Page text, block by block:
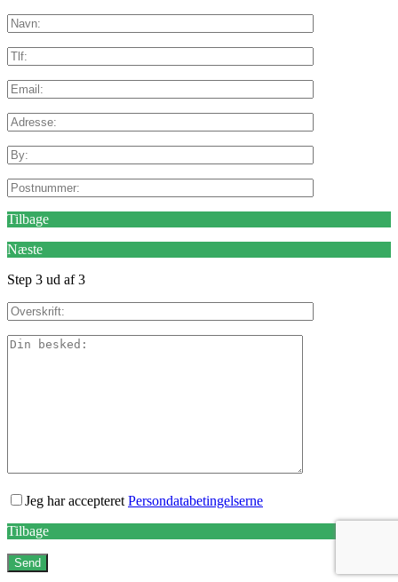
Tilbage
Næste
Step 3 ud af 3
Jeg har accepteret Persondatabetingelserne
Tilbage
Send